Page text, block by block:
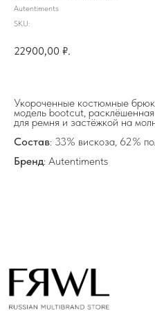
Autentiments
SKU:
22900,00 ₽.
Укороченные костюмные
модель bootcut,
для ремня и застёжкой на
Состав: 33% вискоза, 62%
Бренд: Autentiments
Условия возврата/обмена
Оплата и доставка
Контакты, реквизиты
на главную
info@frwl.store
+7 919 690-30-30